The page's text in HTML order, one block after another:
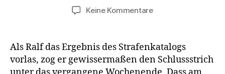
Keine Kommentarezu
die
Blitzkrone:
Kaponieros
Als Ralf das Ergebnis des Strafenkatalogs
vorlas, zog er gewissermaßen den Schlussstrich